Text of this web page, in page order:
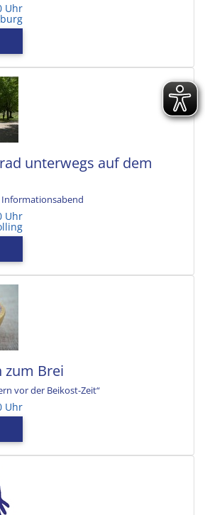
Uhr
unterwegs auf dem
Uhr
zum Brei
vor der Beikost-Zeit“
Uhr